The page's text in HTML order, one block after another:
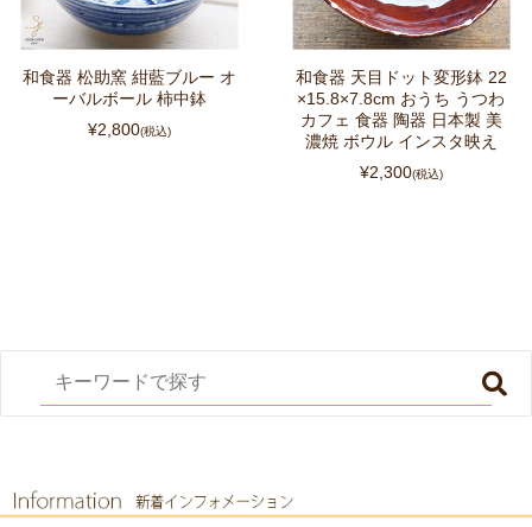
和食器 松助窯 紺藍ブルー オ
ーバルボール 柿中鉢
¥2,800(税込)
和食器 天目ドット変形鉢 22
×15.8×7.8cm おうち うつわ
カフェ 食器 陶器 日本製 美
濃焼 ボウル インスタ映え
¥2,300(税込)